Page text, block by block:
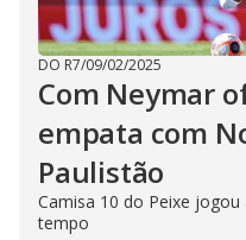
DO R7/09/02/2025
Com Neymar
empata com
Paulistão
Camisa 10 do Peixe
tempo